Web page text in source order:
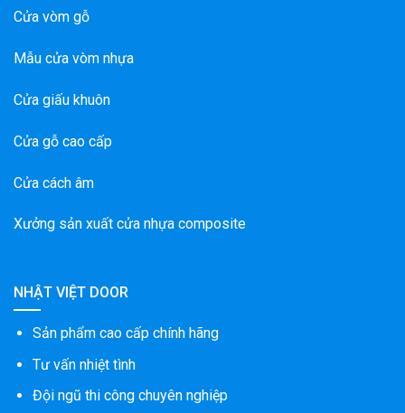
Cửa vòm gỗ
Mẫu cửa vòm nhựa
Cửa giấu khuôn
Cửa gỗ cao cấp
Cửa cách âm
Xưởng sản xuất cửa nhựa composite
NHẬT VIỆT DOOR
Sản phẩm cao cấp chính hãng
Tư vấn nhiệt tình
Đội ngũ thi công chuyên nghiệp